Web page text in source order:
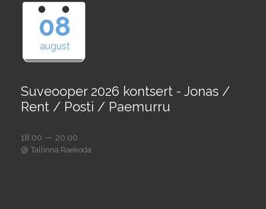
08
august
Suveooper 2026 kontsert - Jonas /
Rent / Posti / Paemurru
18:00 — 20:00
@ Tallinna Raekoda